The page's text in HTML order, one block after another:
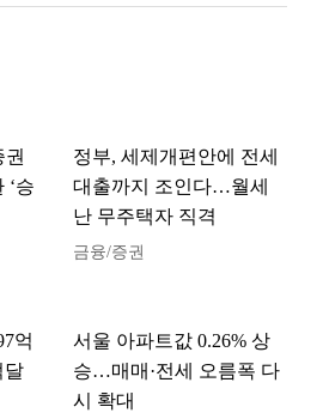
‘승
정부, 세제개편안에 전세
대출까지 조인다…월세
난 무주택자 직격
금융/증권
억
달
서울 아파트값 0.26% 상
승…매매·전세 오름폭 다
시 확대